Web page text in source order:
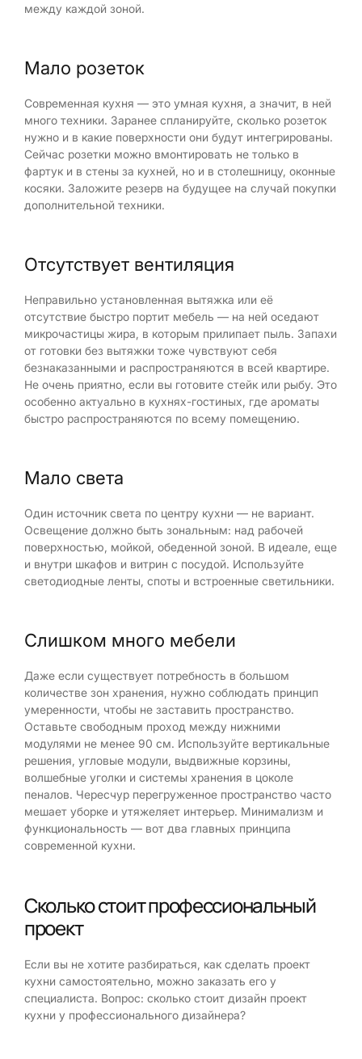
между каждой зоной.
Мало розеток
Современная кухня — это умная кухня, а значит, в ней
много техники. Заранее спланируйте, сколько розеток
нужно и в какие поверхности они будут интегрированы.
Сейчас розетки можно вмонтировать не только в
фартук и в стены за кухней, но и в столешницу, оконные
косяки. Заложите резерв на будущее на случай покупки
дополнительной техники.
Отсутствует вентиляция
Неправильно установленная вытяжка или её
отсутствие быстро портит мебель — на ней оседают
микрочастицы жира, в которым прилипает пыль. Запахи
от готовки без вытяжки тоже чувствуют себя
безнаказанными и распространяются в всей квартире.
Не очень приятно, если вы готовите стейк или рыбу. Это
особенно актуально в кухнях-гостиных, где ароматы
быстро распространяются по всему помещению.
Мало света
Один источник света по центру кухни — не вариант.
Освещение должно быть зональным: над рабочей
поверхностью, мойкой, обеденной зоной. В идеале, еще
и внутри шкафов и витрин с посудой. Используйте
светодиодные ленты, споты и встроенные светильники.
Слишком много мебели
Даже если существует потребность в большом
количестве зон хранения, нужно соблюдать принцип
умеренности, чтобы не заставить пространство.
Оставьте свободным проход между нижними
модулями не менее 90 см. Используйте вертикальные
решения, угловые модули, выдвижные корзины,
волшебные уголки и системы хранения в цоколе
пеналов. Чересчур перегруженное пространство часто
мешает уборке и утяжеляет интерьер. Минимализм и
функциональность — вот два главных принципа
современной кухни.
Сколько стоит профессиональный
проект
Если вы не хотите разбираться, как сделать проект
кухни самостоятельно, можно заказать его у
специалиста. Вопрос: сколько стоит дизайн проект
кухни у профессионального дизайнера?